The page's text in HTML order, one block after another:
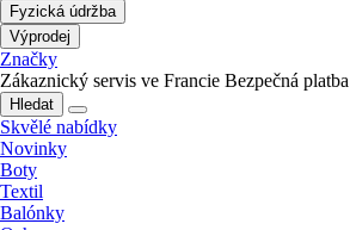
Fyzická údržba
Výprodej
Značky
Zákaznický servis ve Francie Bezpečná platba
Hledat
Skvělé nabídky
Novinky
Boty
Textil
Balónky